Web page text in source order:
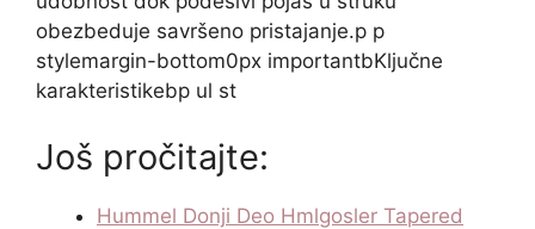
obezbeduje savršeno pristajanje.p p
stylemargin-bottom0px importantbKljučne
karakteristikebp ul st
Još pročitajte:
Hummel Donji Deo Hmlgosler Tapered